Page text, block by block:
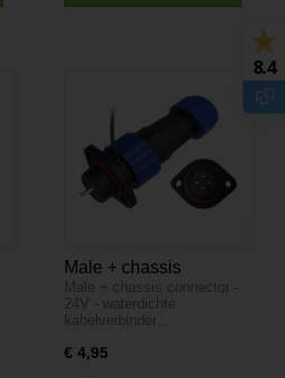
Male + chassis
connector - 24V -
waterdichte
aderig - IP68
Male + chassis connector -
24V - waterdichte
kabelverbinder…
€ 4,95
8.4